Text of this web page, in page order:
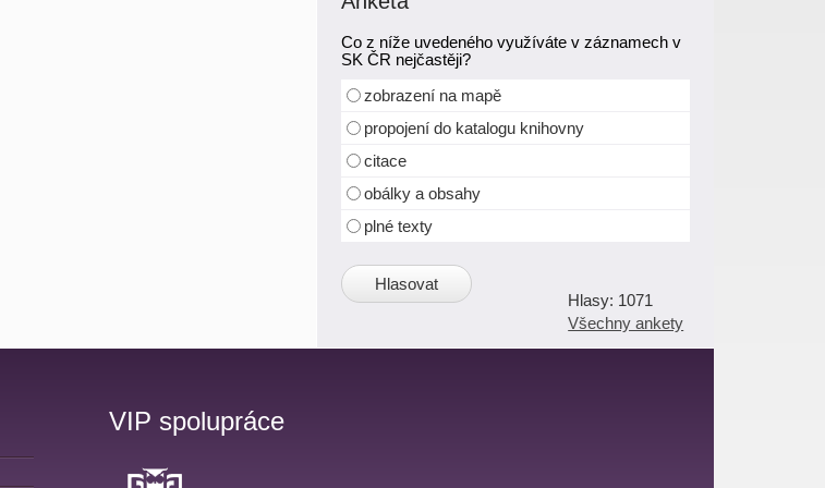
Co z níže uvedeného využíváte v záznamech v
SK ČR nejčastěji?
zobrazení na mapě
propojení do katalogu knihovny
citace
obálky a obsahy
plné texty
1071
Všechny ankety
VIP spolupráce